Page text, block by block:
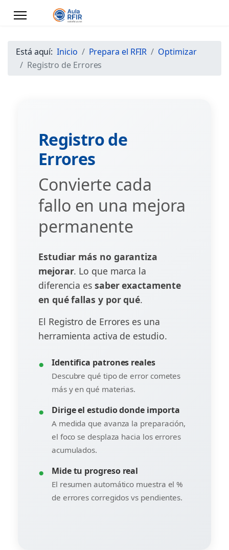
Está aquí:Inicio Prepara el RFIR
Optimizar
Registro de Errores
Registro de
Errores
Convierte cada
fallo en una mejora
permanente
Estudiar más no garantiza
mejorar. Lo que marca la
diferencia es saber exactamente
en qué fallas y por qué.
El Registro de Errores es una
herramienta activa de estudio.
● Identifica patrones reales
Descubre qué tipo de error cometes
más y en qué materias.
● Dirige el estudio donde importa
A medida que avanza la preparación,
el foco se desplaza hacia los errores
acumulados.
● Mide tu progreso real
El resumen automático muestra el %
de errores corregidos vs pendientes.